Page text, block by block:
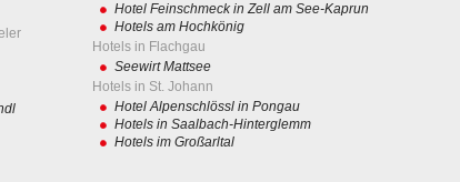
Hotel Feinschmeck in Zell am See-Kaprun
Hotels am Hochkönig
Hotels in Flachgau
Seewirt Mattsee
Hotels in St. Johann
Hotel Alpenschlössl in Pongau
Hotels in Saalbach-Hinterglemm
Hotels im Großarltal